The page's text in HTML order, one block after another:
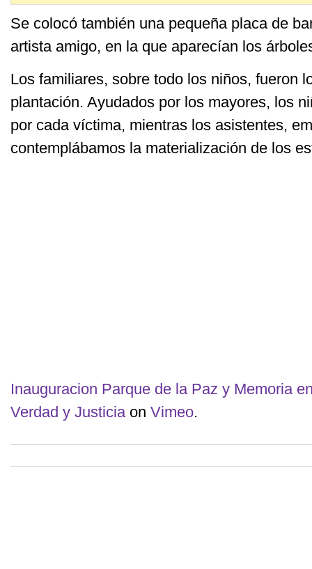
Se colocó también una pequeña placa de
artista amigo, en la que aparecían los
Los familiares, sobre todo los niños, fueron
plantación. Ayudados por los mayores, los
por cada víctima, mientras los asistentes,
contemplábamos la materialización de los
Inauguracion Parque de la Paz y Memoria
Verdad y Justicia on Vimeo.